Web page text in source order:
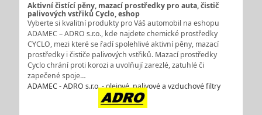
Aktivní čistící pěny, mazací prostředky pro auta, čistič
palivových vstřiků Cyclo, eshop
Vyberte si kvalitní produkty pro Váš automobil na eshopu
ADAMEC – ADRO s.r.o., kde najdete chemické prostředky
CYCLO, mezi které se řadí spolehlivé aktivní pěny, mazací
prostředky i čističe palivových vstřiků. Mazací prostředky
Cyclo chrání proti korozi a uvolňují zarezlé, zatuhlé či
zapečené spoje…
ADAMEC - ADRO s.r.o. - olejové, palivové a vzduchové filtry